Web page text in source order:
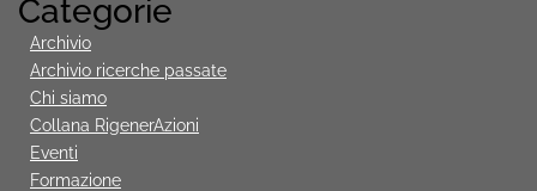
Categorie
Archivio
Archivio ricerche passate
Chi siamo
Collana RigenerAzioni
Eventi
Formazione